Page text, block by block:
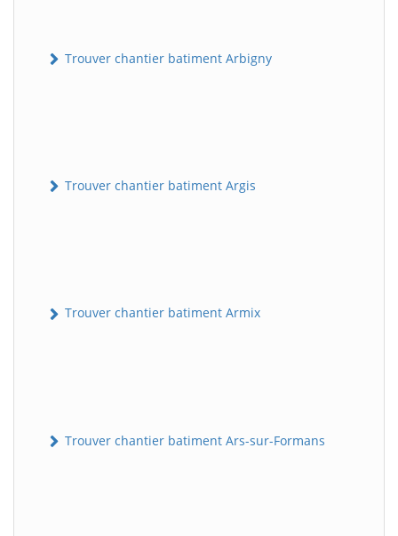
Trouver chantier batiment Arbigny
Trouver chantier batiment Argis
Trouver chantier batiment Armix
Trouver chantier batiment Ars-sur-Formans